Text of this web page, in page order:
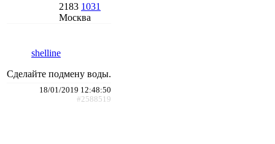
2183 1031
Москва
shelline
Сделайте подмену воды.
18/01/2019 12:48:50
#2588519